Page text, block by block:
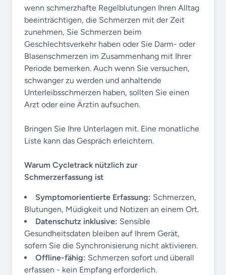
wenn schmerzhafte Regelblutungen Ihren Alltag
beeinträchtigen, die Schmerzen mit der Zeit
zunehmen, Sie Schmerzen beim
Geschlechtsverkehr haben oder Sie Darm- oder
Blasenschmerzen im Zusammenhang mit Ihrer
Periode bemerken. Auch wenn Sie versuchen,
schwanger zu werden und anhaltende
Unterleibsschmerzen haben, sollten Sie einen
Arzt oder eine Ärztin aufsuchen.
Bringen Sie Ihre Unterlagen mit. Eine monatliche
Liste kann das Gespräch erleichtern.
Warum Cycletrack nützlich zur
Schmerzerfassung ist
Symptomorientierte Erfassung: Schmerzen,
Blutungen, Müdigkeit und Notizen an einem Ort.
Datenschutz inklusive: Sensible
Gesundheitsdaten bleiben auf Ihrem Gerät,
sofern Sie die Synchronisierung nicht aktivieren.
Offline-fähig: Schmerzen sofort und überall
erfassen - kein Empfang erforderlich.